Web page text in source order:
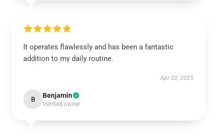
It operates flawlessly and has been a fantastic
addition to my daily routine.
Apr 22, 2025
B Benjamin
Verified owner